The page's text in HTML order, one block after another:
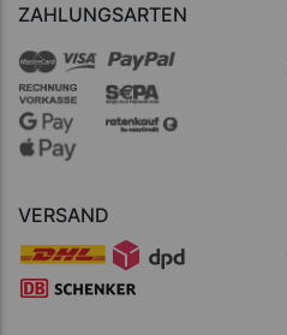
ZAHLUNGSARTEN
VERSAND